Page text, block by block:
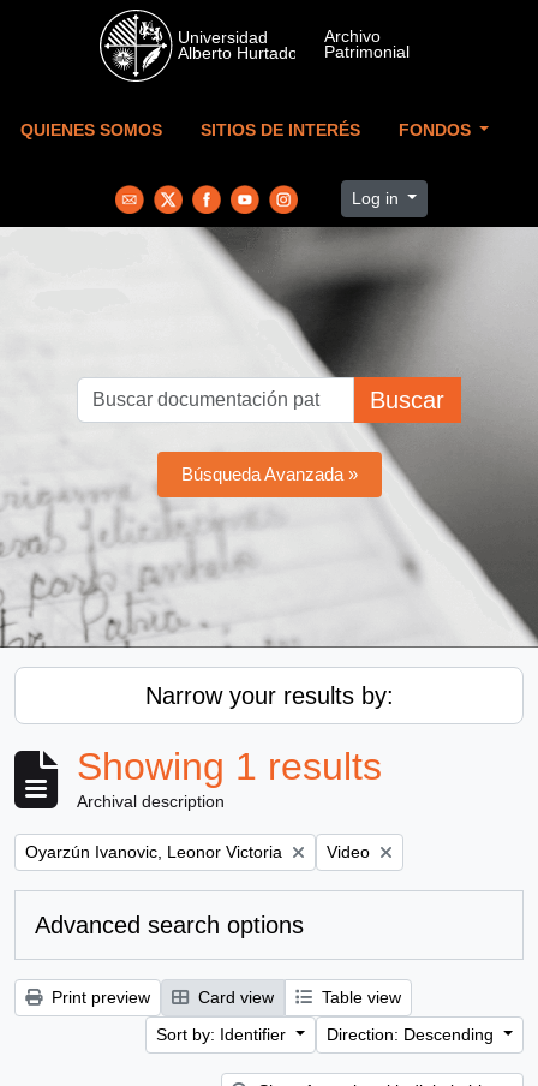
Skip to main content
QUIENES SOMOS SITIOS DE INTERÉS FONDOS
Log in
Buscar
Búsqueda Avanzada »
Narrow your results by:
Showing 1 results
Archival description
Remove filter:
Oyarzún Ivanovic, Leonor Victoria Remove filter:
Video
Advanced search options
Print preview Card view
Table view
Sort by: Identifier
Direction: Descending